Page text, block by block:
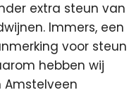
extra steun van
Immers, een
voor steun
hebben wij